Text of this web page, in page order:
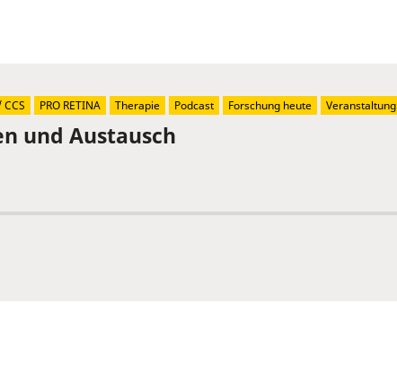
und Austausch
CCS PRO RETINA Therapie Podcast Forschung heute Veranstaltung